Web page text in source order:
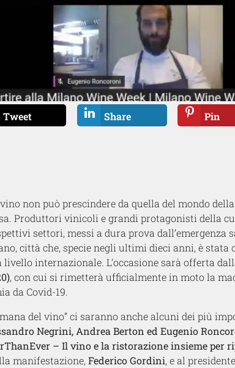
Tweet Share Pin
non può prescindere da quella del mondo
Produttori vinicoli e grandi protagonisti della
settori, messi a dura prova dall’emergenza
città che, specie negli ultimi dieci anni, è stata
livello internazionale. L’occasione sarà offerta
, con cui si rimetterà ufficialmente in moto la
da Covid-19.
del vino” ci saranno anche alcuni dei più
Negrini, Andrea Berton ed Eugenio
– Il vino e la ristorazione insieme per
manifestazione, Federico Gordini, e al